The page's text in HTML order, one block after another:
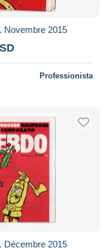
Novembre 2015
Professionista
Décembre 2015